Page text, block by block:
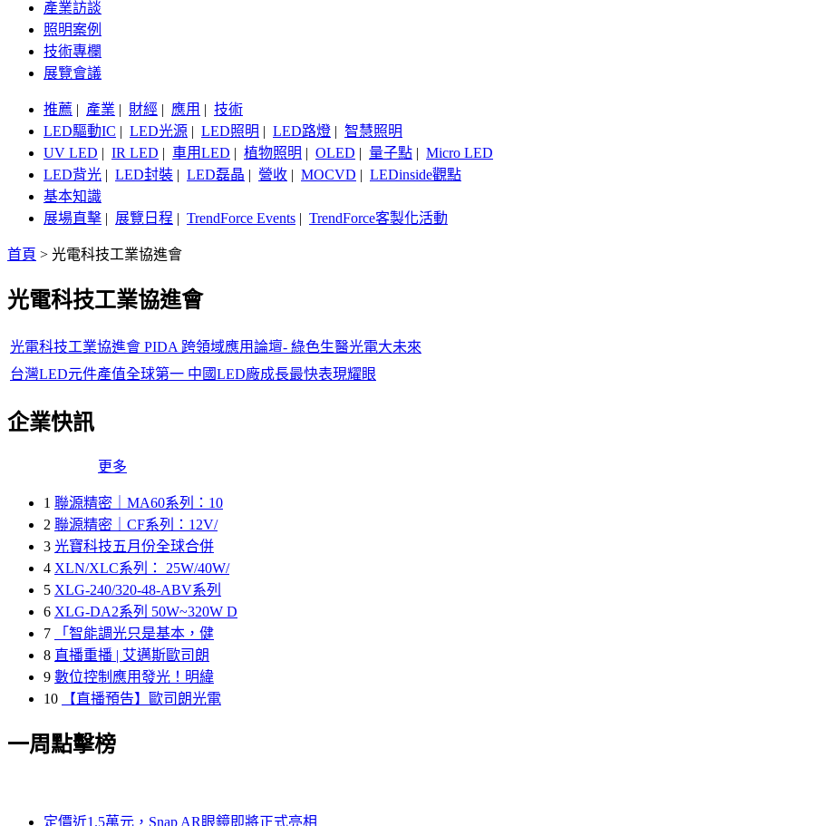
產業訪談
照明案例
技術專欄
展覽會議
推薦 | 產業 | 財經 | 應用 | 技術
LED驅動IC | LED光源 | LED照明 | LED路燈 | 智慧照明
UV LED | IR LED | 車用LED | 植物照明 | OLED | 量子點 | Micro LED
LED背光 | LED封裝 | LED磊晶 | 營收 | MOCVD | LEDinside觀點
基本知識
展場直擊 | 展覽日程 | TrendForce Events | TrendForce客製化活動
首頁 > 光電科技工業協進會
光電科技工業協進會
光電科技工業協進會 PIDA 跨領域應用論壇- 綠色生醫光電大未來
台灣LED元件產值全球第一 中國LED廠成長最快表現耀眼
企業快訊
更多
1 聯源精密｜MA60系列：10
2 聯源精密｜CF系列：12V/
3 光寶科技五月份全球合併
4 XLN/XLC系列： 25W/40W/
5 XLG-240/320-48-ABV系列
6 XLG-DA2系列 50W~320W D
7
「智能調光只是基本，健
8 直播重播 | 艾邁斯歐司朗
9 數位控制應用發光！明緯
10
【直播預告】歐司朗光電
一周點擊榜
定價近1.5萬元，Snap AR眼鏡即將正式亮相